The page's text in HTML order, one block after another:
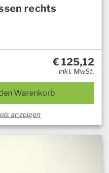
rechts
€125,12
inkl. MwSt.
Warenkorb
anzeigen